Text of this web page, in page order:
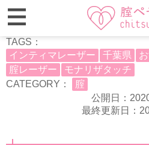
TAGS：
インティマレーザー
千葉県
腟レーザー
モナリザタッチ
CATEGORY：
腟
公開日：
最終更新日：